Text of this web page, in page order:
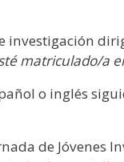
investigación
matriculado/a
o inglés
de Jóvenes